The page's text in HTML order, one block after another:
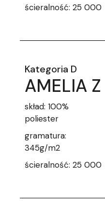
ścieralność: 25 000
Kategoria D
AMELIA Z
skład: 100%
poliester
gramatura:
345g/m2
ścieralność: 25 000